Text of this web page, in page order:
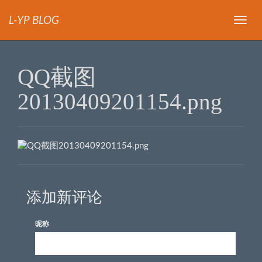
导
L-YP BLOG
QQ截图
20130409201154.png
添加新评论
昵称